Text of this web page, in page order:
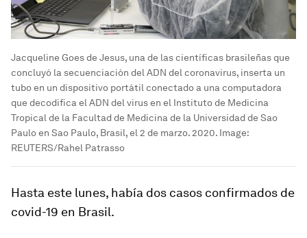
Jacqueline Goes de Jesus, una de las científicas brasileñas que
concluyó la secuenciación del ADN del coronavirus, inserta un
tubo en un dispositivo portátil conectado a una computadora
que decodifica el ADN del virus en el Instituto de Medicina
Tropical de la Facultad de Medicina de la Universidad de Sao
Paulo en Sao Paulo, Brasil, el 2 de marzo. 2020. Image:
REUTERS/Rahel Patrasso
Hasta este lunes, había dos casos confirmados de
covid-19 en Brasil.